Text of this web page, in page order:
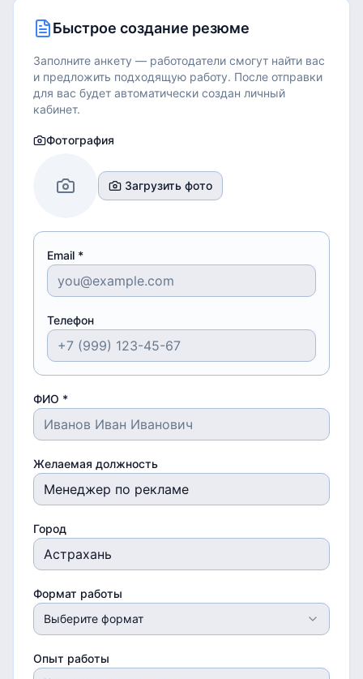
Быстрое создание резюме
Заполните анкету — работодатели смогут найти вас
и предложить подходящую работу. После отправки
для вас будет автоматически создан личный
кабинет.
Фотография
Загрузить фото
Email *
Телефон
ФИО *
Желаемая должность
Город
Формат работы
Выберите формат
Опыт работы